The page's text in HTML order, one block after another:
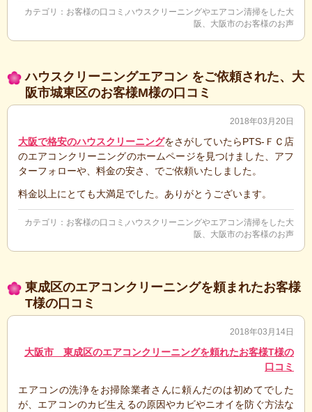
カテゴリ： お客様の口コミ
ハウスクリーニングやエアコン清掃をした大
阪、大阪市のお客様のお声
ハウスクリーニングエアコン をご依頼された、大
阪市城東区のお客様M様の口コミ
2018年03月20日
大阪で格安のハウスクリーニングをさがしていたらPTS-ＦＣ店
のエアコンクリーニングのホームページを見つけました、アフ
ターフォローや、料金の安さ、でご依頼いたしました。
料金以上にとても大満足でした。ありがとうございます。
カテゴリ： お客様の口コミ
ハウスクリーニングやエアコン清掃をした大
阪、大阪市のお客様のお声
東成区のエアコンクリーニングを頼まれたお客様
T様の口コミ
2018年03月14日
大阪市 東成区のエアコンクリーニングを頼れたお客様T様の
口コミ
エアコンの洗浄をお掃除業者さんに頼んだのは初めてでした
が、エアコンのカビ生えるの原因やカビやニオイを防ぐ方法な